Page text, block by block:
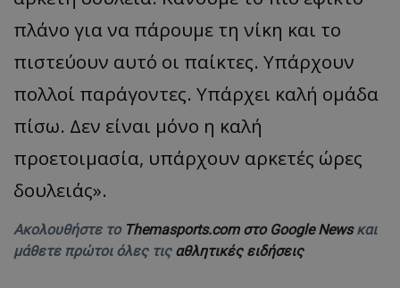
πλάνο για να πάρουμε τη νίκη και το
πιστεύουν αυτό οι παίκτες. Υπάρχουν
πολλοί παράγοντες. Υπάρχει καλή ομάδα
πίσω. Δεν είναι μόνο η καλή
προετοιμασία, υπάρχουν αρκετές ώρες
δουλειάς».
Ακολουθήστε το Themasports.com στο Google Newsκαι
μάθετε πρώτοι όλες τις αθλητικές ειδήσεις